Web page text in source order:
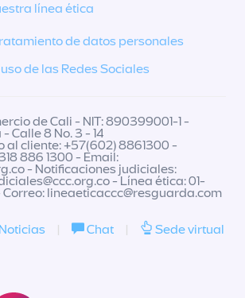
línea ética
de datos personales
de las Redes Sociales
de Cali - NIT: 890399001-1 -
Calle 8 No. 3 - 14
al cliente: +57(602) 8861300 -
886 1300 - Email:
- Notificaciones judiciales:
- Línea ética: 01-
lineaeticaccc@resguarda.com
Noticias | Chat | Sede virtual